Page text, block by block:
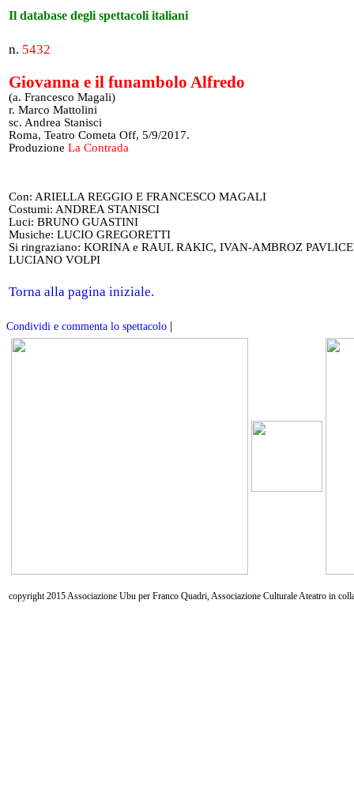
Il database degli spettacoli italiani
n. 5432
Giovanna e il funambolo Alfredo
(a. Francesco Magali)
r. Marco Mattolini
sc. Andrea Stanisci
Roma, Teatro Cometa Off, 5/9/2017.
Produzione La Contrada
Con: ARIELLA REGGIO E FRANCESCO MAGALI
Costumi: ANDREA STANISCI
Luci: BRUNO GUASTINI
Musiche: LUCIO GREGORETTI
Si ringraziano: KORINA e RAUL RAKIC, IVAN-AMBROZ
LUCIANO VOLPI
Torna alla pagina iniziale.
Condividi e commenta lo spettacolo |
copyright 2015 Associazione Ubu per Franco Quadri, Associazione Culturale Ateatro in